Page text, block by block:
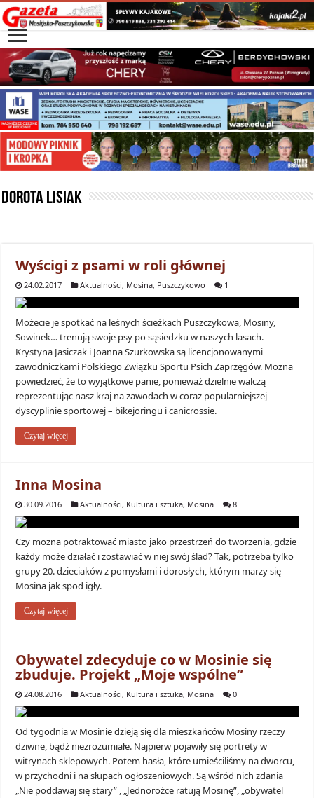
Dorota Lisiak
Wyścigi z psami w roli głównej
24.02.2017 Aktualności, Mosina, Puszczykowo 1
Możecie je spotkać na leśnych ścieżkach Puszczykowa, Mosiny,
Sowinek… trenują swoje psy po sąsiedzku w naszych lasach.
Krystyna Jasiczak i Joanna Szurkowska są licencjonowanymi
zawodniczkami Polskiego Związku Sportu Psich Zaprzęgów. Można
powiedzieć, że to wyjątkowe panie, ponieważ dzielnie walczą
reprezentując nasz kraj na zawodach w coraz popularniejszej
dyscyplinie sportowej – bikejoringu i canicrossie.
Czytaj więcej
Inna Mosina
30.09.2016 Aktualności, Kultura i sztuka, Mosina 8
Czy można potraktować miasto jako przestrzeń do tworzenia, gdzie
każdy może działać i zostawiać w niej swój ślad? Tak, potrzeba tylko
grupy 20. dzieciaków z pomysłami i dorosłych, którym marzy się
Mosina jak spod igły.
Czytaj więcej
Obywatel zdecyduje co w Mosinie się
zbuduje. Projekt „Moje wspólne”
24.08.2016 Aktualności, Kultura i sztuka, Mosina 0
Od tygodnia w Mosinie dzieją się dla mieszkańców Mosiny rzeczy
dziwne, bądź niezrozumiałe. Najpierw pojawiły się portrety w
witrynach sklepowych. Potem hasła, które umieściliśmy na dworcu,
w przychodni i na słupach ogłoszeniowych. Są wśród nich zdania
„Nie poddawaj się stary” , „Jednorożce ratują Mosinę”, „obywatel